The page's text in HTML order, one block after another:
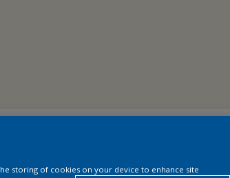
faut-il?
storing of cookies on your device to enhance site